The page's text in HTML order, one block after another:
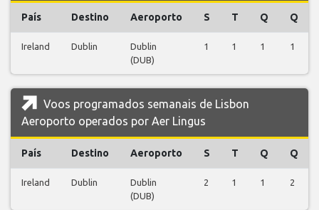
País Destino Aeroporto S T Q Q
Ireland Dublin
Dublin
(DUB)
1 1 1 1
Voos programados semanais de Lisbon
Aeroporto operados por Aer Lingus
País Destino Aeroporto S T Q Q
Ireland Dublin
Dublin
(DUB)
2 1 1 2